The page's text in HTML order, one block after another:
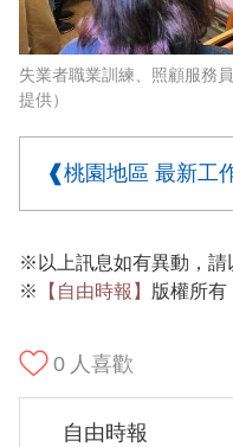
失業者職業訓練、照顧服務
提供）
❰桃園地區 最新工
※以上訊息如有異動，請
※
【自由時報】 版權所有
0 人喜歡
自由時報